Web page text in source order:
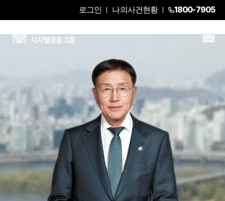
로그인 나의사건현황 1800-7905
조영곤 Senior Partner Attorney